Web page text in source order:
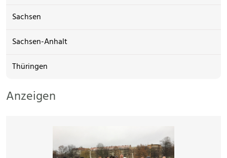
Sachsen
Sachsen-Anhalt
Thüringen
Anzeigen